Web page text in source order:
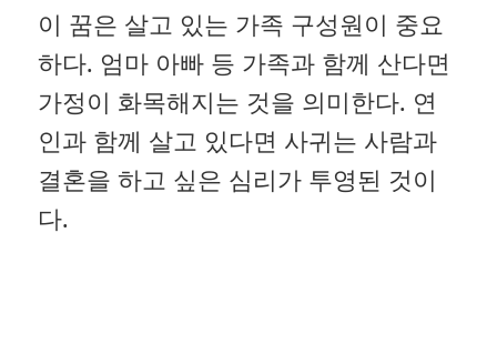
이 꿈은 살고 있는 가족 구성원이 중요
하다. 엄마 아빠 등 가족과 함께 산다면
가정이 화목해지는 것을 의미한다. 연
인과 함께 살고 있다면 사귀는 사람과
결혼을 하고 싶은 심리가 투영된 것이
다.